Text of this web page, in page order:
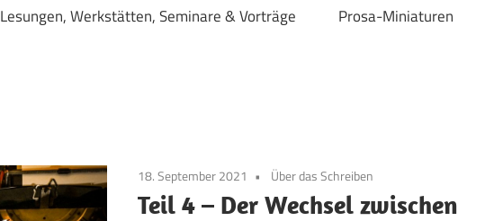
Lesungen, Werkstätten, Seminare & Vorträge Prosa-Miniaturen
18. September 2021 Über das Schreiben
Teil 4 – Der Wechsel zwischen